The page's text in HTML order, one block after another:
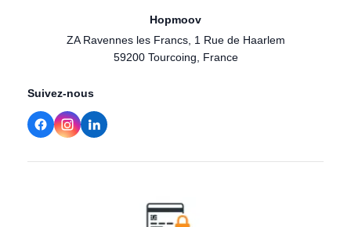
Hopmoov
ZA Ravennes les Francs, 1 Rue de Haarlem
59200 Tourcoing, France
Suivez-nous